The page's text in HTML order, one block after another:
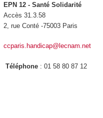
EPN 12 - Santé Solidarité
Accès 31.3.58
2, rue Conté -75003 Paris
ccparis.handicap@lecnam.net
Téléphone : 01 58 80 87 12